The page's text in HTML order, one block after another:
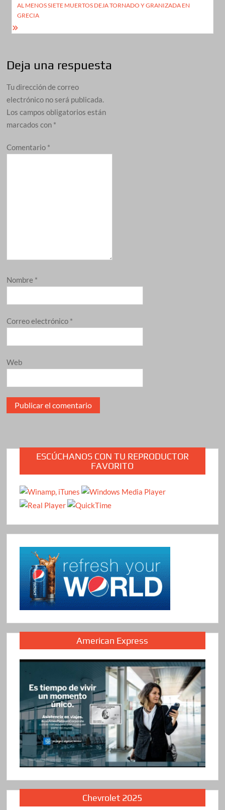
AL MENOS SIETE MUERTOS DEJA TORNADO Y GRANIZADA EN
GRECIA
Deja una respuesta
Tu dirección de correo
electrónico no será publicada.
Los campos obligatorios están
marcados con *
Comentario *
Nombre *
Correo electrónico *
Web
ESCÚCHANOS CON TU REPRODUCTOR
FAVORITO
American Express
Chevrolet 2025